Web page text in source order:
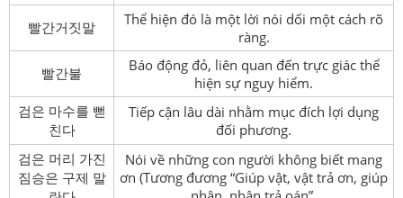
빨간거짓말
Thể hiện đó là một lời nói dối một cách rõ
ràng.
빨간불
Báo động đỏ, liên quan đến trực giác thể
hiện sự nguy hiểm.
검은 마수를 뻗
친다
Tiếp cận lâu dài nhằm mục đích lợi dụng
đối phương.
검은 머리 가진
짐승은 구제 말
Nói về những con người không biết mang
ơn (Tương đương “Giúp vật, vật trả ơn, giúp